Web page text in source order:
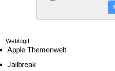
Weblogit
Apple Themenwelt
Jailbreak